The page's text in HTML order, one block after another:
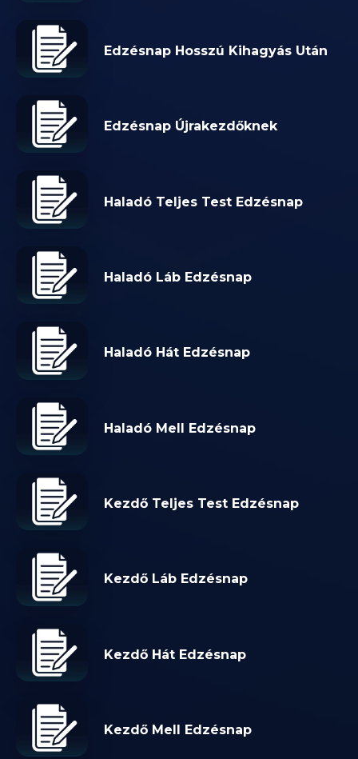
Edzésnap Hosszú Kihagyás Után
Edzésnap Újrakezdőknek
Haladó Teljes Test Edzésnap
Haladó Láb Edzésnap
Haladó Hát Edzésnap
Haladó Mell Edzésnap
Kezdő Teljes Test Edzésnap
Kezdő Láb Edzésnap
Kezdő Hát Edzésnap
Kezdő Mell Edzésnap